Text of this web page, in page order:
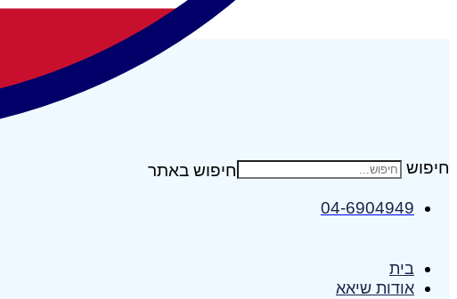
חיפוש
04-6904949
בית
אודות שיאא